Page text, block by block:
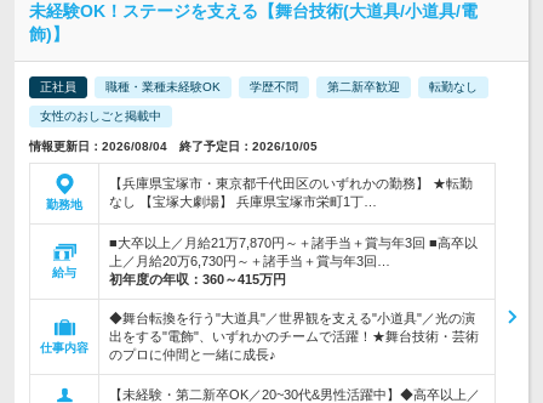
未経験OK！ステージを支える【舞台技術(大道具/小道具/電
飾)】
正社員 職種・業種未経験OK 学歴不問 第二新卒歓迎 転勤なし
女性のおしごと掲載中
情報更新日：2026/08/04 終了予定日：2026/10/05
勤務地
【兵庫県宝塚市・東京都千代田区のいずれかの勤務】 ★転勤
なし 【宝塚大劇場】 兵庫県宝塚市栄町1丁…
給与
■大卒以上／月給21万7,870円～＋諸手当＋賞与年3回 ■高卒以
上／月給20万6,730円～＋諸手当＋賞与年3回…
初年度の年収： 360～415万円
仕事内容
◆舞台転換を行う"大道具"／世界観を支える"小道具"／光の演
出をする"電飾"、いずれかのチームで活躍！★舞台技術・芸術
のプロに仲間と一緒に成長♪
【未経験・第二新卒OK／20~30代&男性活躍中】◆高卒以上／